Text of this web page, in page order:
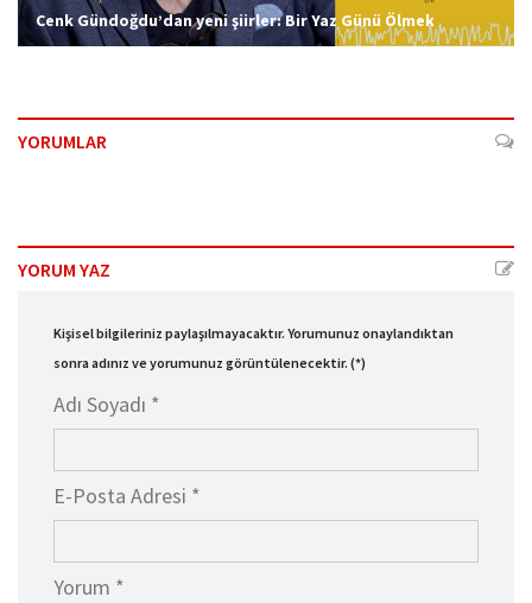
Cenk Gündoğdu’dan yeni şiirler: Bir Yaz Günü Ölmek
YORUMLAR
YORUM YAZ
Kişisel bilgileriniz paylaşılmayacaktır. Yorumunuz onaylandıktan
sonra adınız ve yorumunuz görüntülenecektir. (*)
Adı Soyadı *
E-Posta Adresi *
Yorum *